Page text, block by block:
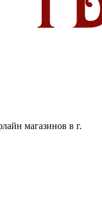
магазинов в г.